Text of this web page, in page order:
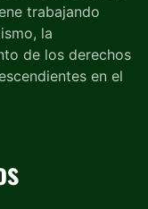
trabajando
la
de los derechos
en el